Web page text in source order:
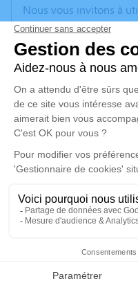
Faire-part
Nous vous invitons à
vos condoléances,
anecdote ou exprimer
poèmes ou des textes.
d'expression dédié à
BOUIX.
Un service de
disponible ici.
Crémation
Crématorium de
de Provence